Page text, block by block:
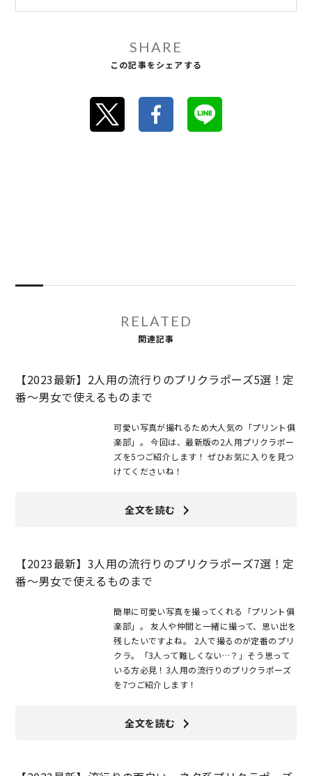
SHARE
この記事をシェアする
RELATED
関連記事
【2023最新】2人用の流行りのプリクラポーズ5選！定
番～男女で使えるものまで
可愛い写真が撮れるため大人気の「プリント俱
楽部」。 今回は、最新版の2人用プリクラポー
ズを5つご紹介します！ ぜひお気に入りを見つ
けてくださいね！
全文を読む
【2023最新】3人用の流行りのプリクラポーズ7選！定
番～男女で使えるものまで
簡単に可愛い写真を撮ってくれる「プリント俱
楽部」。 友人や仲間と一緒に撮って、思い出を
残したいですよね。 2人で撮るのが定番のプリ
クラ。「3人って難しくない…？」そう思って
いる方必見！3人用の流行りのプリクラポーズ
を7つご紹介します！
全文を読む